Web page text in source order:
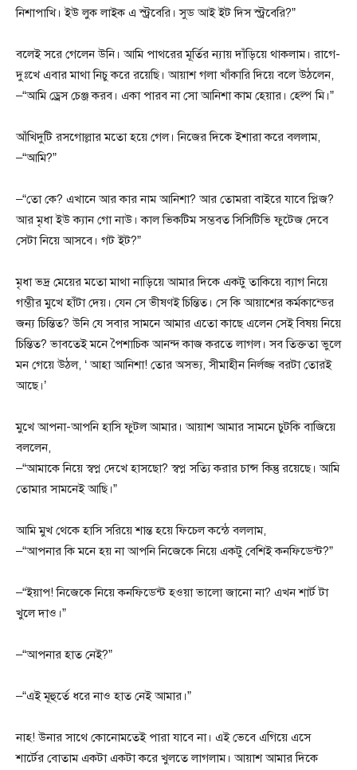
নিশাপাখি। ইউ লুক লাইক এ স্ট্রবেরি। সুড আই ইট দিস স্ট্রবেরি?”
বলেই সরে গেলেন উনি। আমি পাথরের মূর্তির ন্যায় দাঁড়িয়ে থাকলাম। রাগে-
দুঃখে এবার মাথা নিচু করে রয়েছি। আয়াশ গলা খাঁকারি দিয়ে বলে উঠলেন,
–“আমি ড্রেস চেঞ্জ করব। একা পারব না সো আনিশা কাম হেয়ার। হেল্প মি।”
আঁখিদুটি রসগোল্লার মতো হয়ে গেল। নিজের দিকে ইশারা করে বললাম,
–“আমি?”
–“তো কে? এখানে আর কার নাম আনিশা? আর তোমরা বাইরে যাবে প্লিজ?
আর মৃধা ইউ ক্যান গো নাউ। কাল ভিকটিম সম্ভবত সিসিটিভি ফুটেজ দেবে
সেটা নিয়ে আসবে। গট ইট?”
মৃধা ভদ্র মেয়ের মতো মাথা নাড়িয়ে আমার দিকে একটু তাকিয়ে ব্যাগ নিয়ে
গম্ভীর মুখে হাঁটা দেয়। যেন সে ভীষণই চিন্তিত। সে কি আয়াশের কর্মকান্ডের
জন্য চিন্তিত? উনি যে সবার সামনে আমার এতো কাছে এলেন সেই বিষয় নিয়ে
চিন্তিত? ভাবতেই মনে পৈশাচিক আনন্দ কাজ করতে লাগল। সব তিক্ততা ভুলে
মন গেয়ে উঠল, ‘ আহা আনিশা! তোর অসভ্য, সীমাহীন নির্লজ্জ বরটা তোরই
আছে।’
মুখে আপনা-আপনি হাসি ফুটল আমার। আয়াশ আমার সামনে চুটকি বাজিয়ে
বললেন,
–“আমাকে নিয়ে স্বপ্ন দেখে হাসছো? স্বপ্ন সত্যি করার চান্স কিন্তু রয়েছে। আমি
তোমার সামনেই আছি।”
আমি মুখ থেকে হাসি সরিয়ে শান্ত হয়ে ফিচেল কন্ঠে বললাম,
–“আপনার কি মনে হয় না আপনি নিজেকে নিয়ে একটু বেশিই কনফিডেন্ট?”
–“ইয়াপ! নিজেকে নিয়ে কনফিডেন্ট হওয়া ভালো জানো না? এখন শার্ট টা
খুলে দাও।”
–“আপনার হাত নেই?”
–“এই মূহুর্তে ধরে নাও হাত নেই আমার।”
নাহ! উনার সাথে কোনোমতেই পারা যাবে না। এই ভেবে এগিয়ে এসে
শার্টের বোতাম একটা একটা করে খুলতে লাগলাম। আয়াশ আমার দিকে